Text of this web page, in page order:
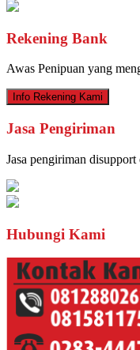
Rekening Bank
Awas Penipuan yang
Info Rekening Kami
Jasa Pengiriman
Jasa pengiriman
Hubungi Kami